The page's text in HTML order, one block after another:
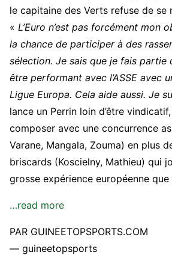
le capitaine des Verts refuse de se
« L’Euro n’est pas forcément mon
la chance de participer à des
sélection. Je sais que je fais partie
être performant avec l’ASSE avec
Ligue Europa. Cela aide aussi. Je
lance un Perrin loin d’être
composer avec une concurrence
Varane, Mangala, Zouma) en plus
briscards (Koscielny, Mathieu) qui
grosse expérience européenne que
…read more
PAR GUINEETOPSPORTS.COM
— guineetopsports